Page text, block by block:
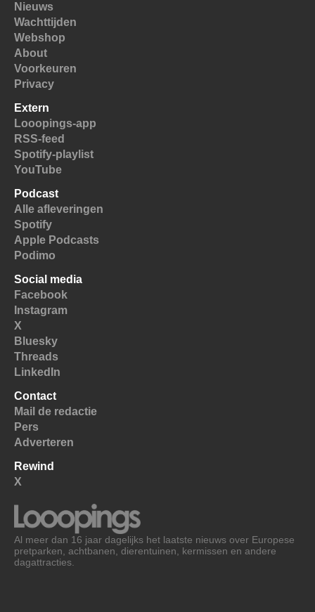
Nieuws
Wachttijden
Webshop
About
Voorkeuren
Privacy
Extern
Looopings-app
RSS-feed
Spotify-playlist
YouTube
Podcast
Alle afleveringen
Spotify
Apple Podcasts
Podimo
Social media
Facebook
Instagram
X
Bluesky
Threads
LinkedIn
Contact
Mail de redactie
Pers
Adverteren
Rewind
X
Al meer dan 16 jaar dagelijks het laatste nieuws over Europese
pretparken, achtbanen, dierentuinen, kermissen en andere
dagattracties.